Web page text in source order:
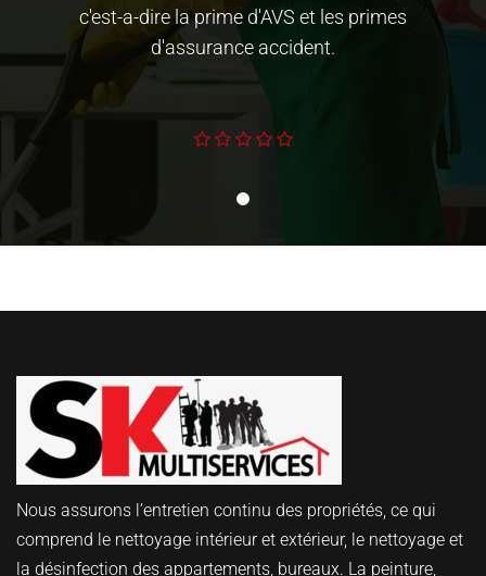
c'est-a-dire la prime d'AVS et les primes
d'assurance accident.
Nous assurons l’entretien continu des propriétés, ce qui
comprend le nettoyage intérieur et extérieur, le nettoyage et
la désinfection des appartements, bureaux. La peinture,